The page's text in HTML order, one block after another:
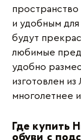
пространство
и удобным
будут
любимые
удобно
изготовлен
многолетнее
Где купить
обуви с